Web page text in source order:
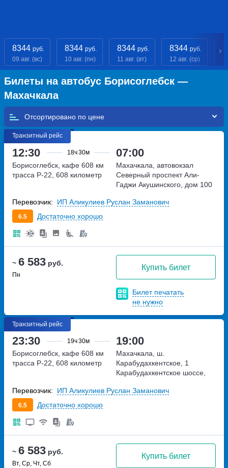
8344 руб.
09 авг. (вс)
8344 руб.
10 авг. (пн)
8344 руб.
11 авг. (вт)
8344 руб.
12 авг. (ср)
Билеты на автобус Борисоглебск —
Махачкала
Отсортировано по
Транзитный рейс
12:30 18ч30м 07:00
~ 6 583 руб.
Пн
Купить билет
Билет печатать
не нужно
Борисоглебск, кафе 608 км
трасса Р-22, 608 километр
Махачкала, автовокзал
Северный проспект Али-
Гаджи Акушинского, дом 100
6.5 Достаточно хорошо
Перевозчик: ИП Аликулиев Руслан Заманович
Транзитный рейс
23:30 19ч30м 19:00
~ 6 583 руб.
Вт, Ср, Чт, Сб
Купить билет
Борисоглебск, кафе 608 км
трасса Р-22, 608 километр
Махачкала, ш.
Карабудахкентское, 1
Карабудахкентское шоссе,
6.5 Достаточно хорошо
Перевозчик: ИП Аликулиев Руслан Заманович